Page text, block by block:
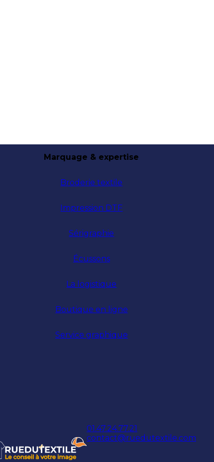
Marquage & expertise
Broderie textile
Impression DTF
Sérigraphie
Écussons
La logistique
Boutique en ligne
Service graphique
01.47.24.77.21
contact@ruedutextile.com